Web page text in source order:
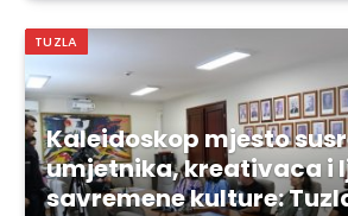
TUZLA
Kaleidoskop mjesto
umjetnika, kreativaca i
savremene kulture: